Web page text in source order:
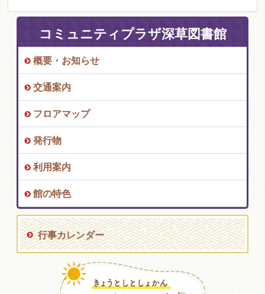
コミュニティプラザ深草図書館
概要・お知らせ
交通案内
フロアマップ
発行物
利用案内
館の特色
行事カレンダー